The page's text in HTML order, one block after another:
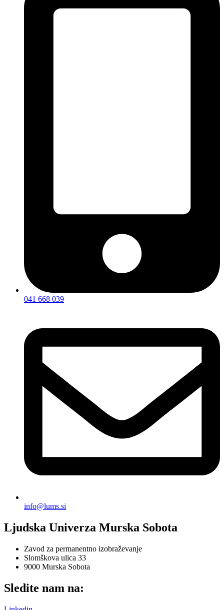
041 668 039
info@lums.si
Ljudska Univerza Murska Sobota
Zavod za permanentno izobraževanje
Slomškova ulica 33
9000 Murska Sobota
Sledite nam na: